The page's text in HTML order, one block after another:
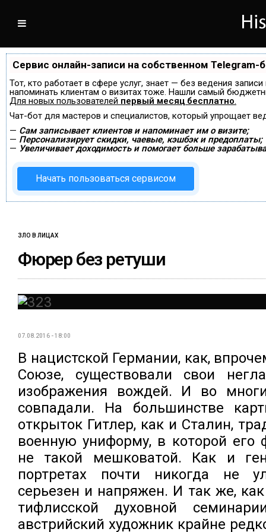
Сервис онлайн-записи на собственном Telegram-
Тот, кто работает в сфере услуг, знает — без ведения
напоминать клиентам о визитах тоже. Нашли самый
Для новых пользователей первый месяц бесплатно.
Чат-бот для мастеров и специалистов, который упрощает
— Сам записывает клиентов и напоминает им о визите;
— Персонализирует скидки, чаевые, кэшбэк и предоплаты;
— Увеличивает доходимость и помогает больше
Начать пользоваться сервисом
ЗЛО В ЛИЦАХ
Фюрер без ретуши
07.08.2016 - 18:00
В нацистской Германии, как,
Союзе, существовали свои
изображения вождей. И во
совпадали. На большинстве
открыток Гитлер, как и Сталин,
военную униформу, в которой его
не такой мешковатой. Как и
портретах почти никогда не
серьезен и напряжен. И так же,
тифлисской духовной
австрийский художник крайне